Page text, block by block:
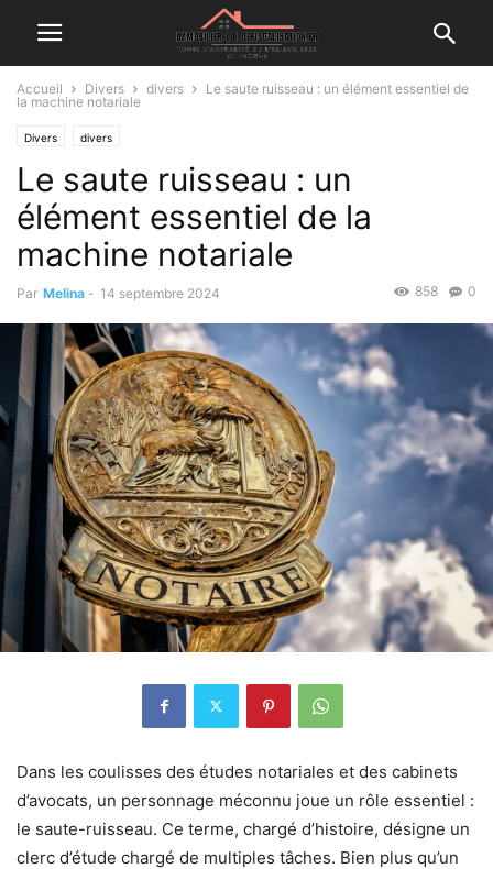
Accueil Divers divers
Le saute ruisseau : un élément essentiel de
la machine notariale
Divers divers
Le saute ruisseau : un
élément essentiel de la
machine notariale
Par Melina - 14 septembre 2024 0
858
Dans les coulisses des études notariales et des cabinets
d’avocats, un personnage méconnu joue un rôle essentiel :
le saute-ruisseau. Ce terme, chargé d’histoire, désigne un
clerc d’étude chargé de multiples tâches. Bien plus qu’un